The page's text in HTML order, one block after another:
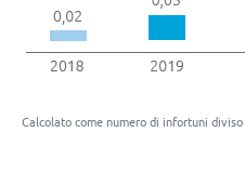
Calcolato come numero di infortuni diviso